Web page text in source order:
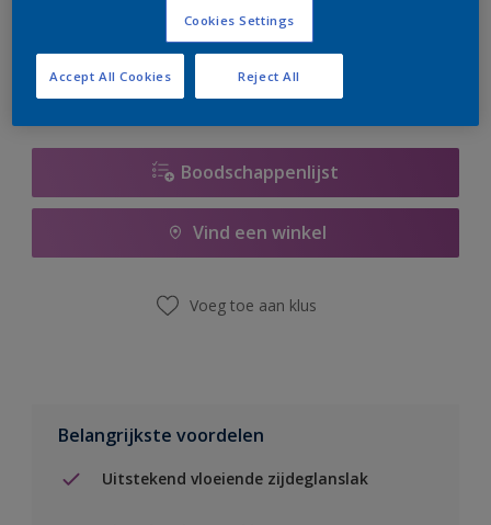
er hard aan om de voorraad aan te vullen.
Boodschappenlijst
Vind een winkel
Voeg toe aan klus
Belangrijkste voordelen
Uitstekend vloeiende zijdeglanslak
Cookies Settings
Reject All
Accept All Cookies